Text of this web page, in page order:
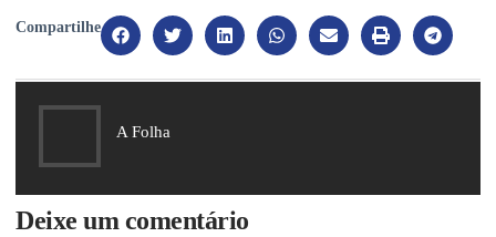
Compartilhe
A Folha
Deixe um comentário